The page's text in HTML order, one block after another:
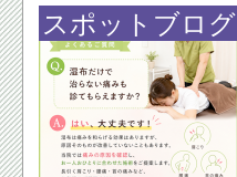
スポットブログ